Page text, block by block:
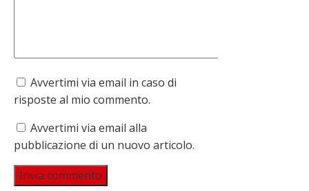
Avvertimi via email in caso di
risposte al mio commento.
Avvertimi via email alla
pubblicazione di un nuovo articolo.